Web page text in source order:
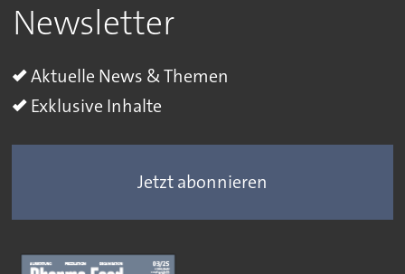
Newsletter
Aktuelle News & Themen
Exklusive Inhalte
Jetzt abonnieren